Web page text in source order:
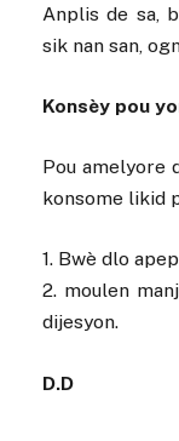
Anplis de sa,
sik nan san,
Konsèy pou
Pou amelyore
konsome likid
1. Bwè dlo
2. moulen
dijesyon.
D.D